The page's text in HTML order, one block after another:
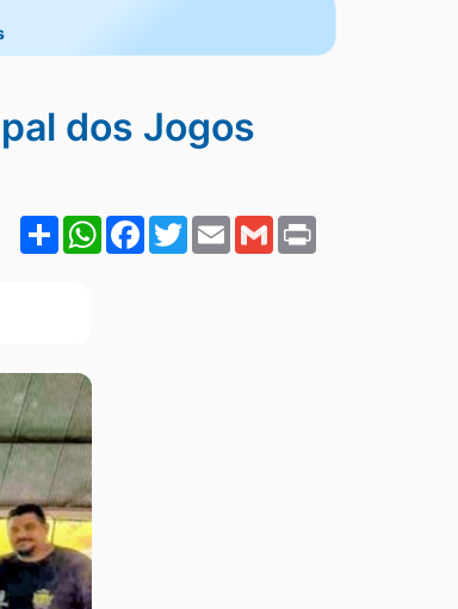
dos Jogos
ShareWhatsApp
Facebook
Twitter
EmailGmail